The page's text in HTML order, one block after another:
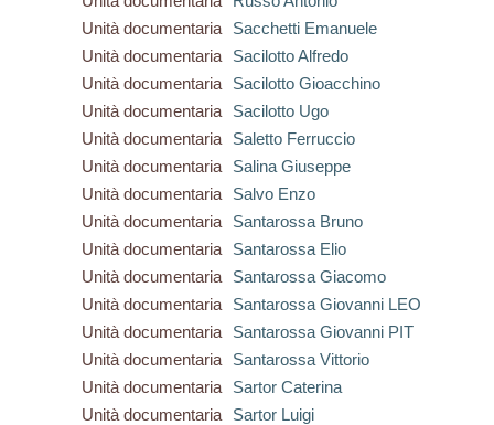
Unità documentaria
Sacchetti Emanuele
Unità documentaria
Sacilotto Alfredo
Unità documentaria
Sacilotto Gioacchino
Unità documentaria
Sacilotto Ugo
Unità documentaria
Saletto Ferruccio
Unità documentaria
Salina Giuseppe
Unità documentaria
Salvo Enzo
Unità documentaria
Santarossa Bruno
Unità documentaria
Santarossa Elio
Unità documentaria
Santarossa Giacomo
Unità documentaria
Santarossa Giovanni LEO
Unità documentaria
Santarossa Giovanni PIT
Unità documentaria
Santarossa Vittorio
Unità documentaria
Sartor Caterina
Unità documentaria
Sartor Luigi